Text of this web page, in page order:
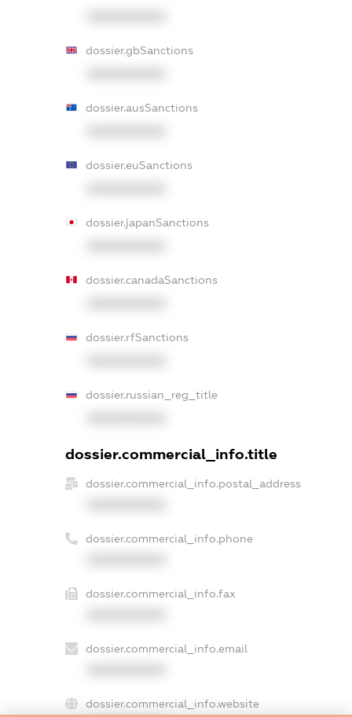
dossier.gbSanctions
dossier.ausSanctions
dossier.euSanctions
dossier.japanSanctions
dossier.canadaSanctions
dossier.rfSanctions
dossier.russian_reg_title
dossier.commercial_info.title
dossier.commercial_info.postal_address
dossier.commercial_info.phone
dossier.commercial_info.fax
dossier.commercial_info.email
dossier.commercial_info.website